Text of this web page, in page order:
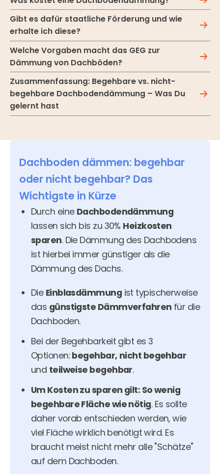
Gibt es dafür staatliche Förderung und wie
erhalte ich diese?
Welche Vorgaben macht das GEG zur
Dämmung von Dachböden?
Zusammenfassung: Begehbare vs. nicht-
begehbare Dachbodendämmung – Was Du
gelernt hast
Dachboden dämmen: begehbar
oder nicht begehbar? Das
Wichtigste in Kürze
Durch eine Dachbodendämmung
lassen sich bis zu 30% Heizkosten
sparen. Die Dämmung des Dachbodens
ist hierbei immer günstiger als die
Dämmung des Dachs.
Die Einblasdämmung ist typischerweise
das günstigste Dämmverfahren für die
Dachboden.
Bei der Begehbarkeit gibt es 3
Optionen:begehbar, nicht begehbar
und teilweise begehbar.
Um Kosten zu sparen gilt: So wenig
begehbare Fläche wie nötig. Es sollte
daher vorab entschieden werden, wie
viel Fläche wirklich benötigt wird. Es
braucht meist nicht mehr alle "Schätze"
auf dem Dachboden.